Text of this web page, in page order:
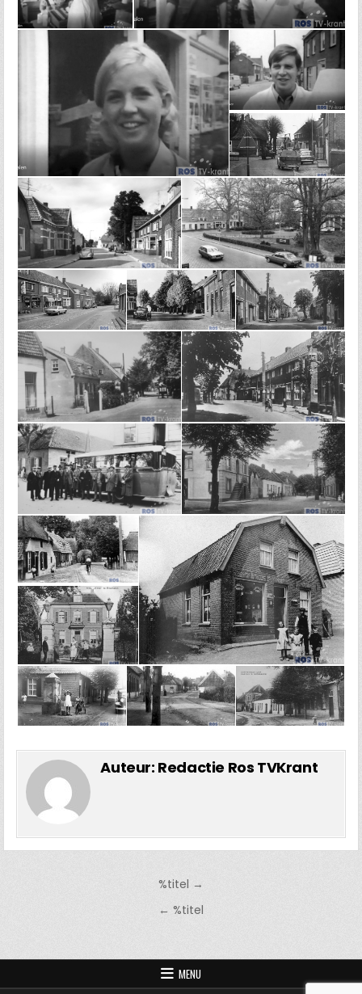
Auteur: Redactie Ros TVKrant
%titel →
← %titel
MENU